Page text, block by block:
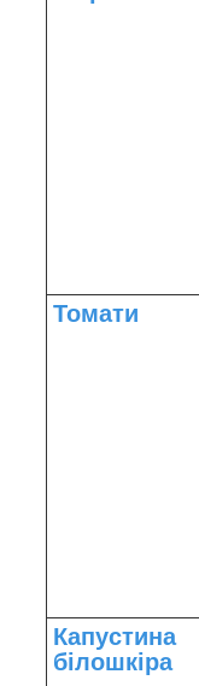
Томати
Капустина
білошкіра